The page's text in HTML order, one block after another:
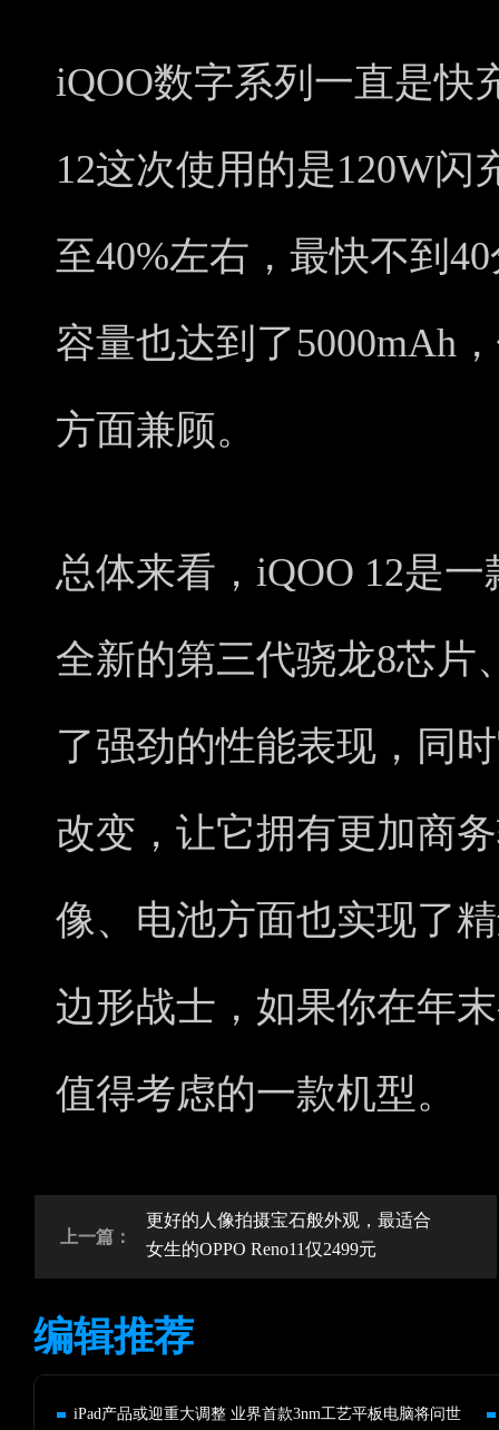
iQOO数字系列一直是快
12这次使用的是120W闪
至40%左右，最快不到
容量也达到了5000mAh
方面兼顾。
总体来看，iQOO 12是
全新的第三代骁龙8芯片
了强劲的性能表现，同
改变，让它拥有更加商
像、电池方面也实现了
边形战士，如果你在年
值得考虑的一款机型。
上一篇：
更好的人像拍摄宝石般外观，最适合
女生的OPPO Reno11仅2499元
编辑推荐
iPad产品或迎重大调整 业界首款3nm工艺平板电脑将问世